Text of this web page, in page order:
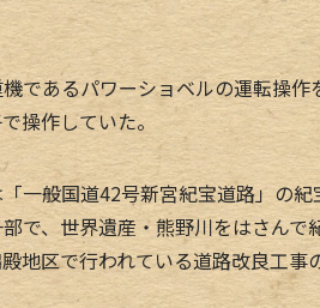
あるパワーショベルの運転操作
操作していた。
一般国道42号新宮紀宝道路」の
で、世界遺産・熊野川をはさん
地区で行われている道路改良工事